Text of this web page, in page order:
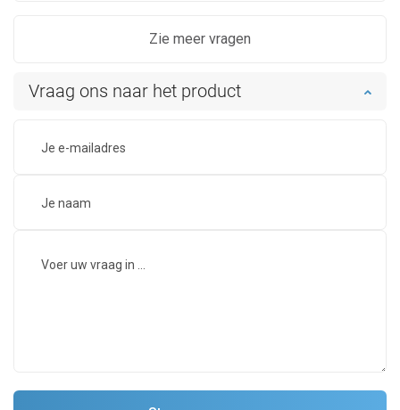
Zie meer vragen
Vraag ons naar het product